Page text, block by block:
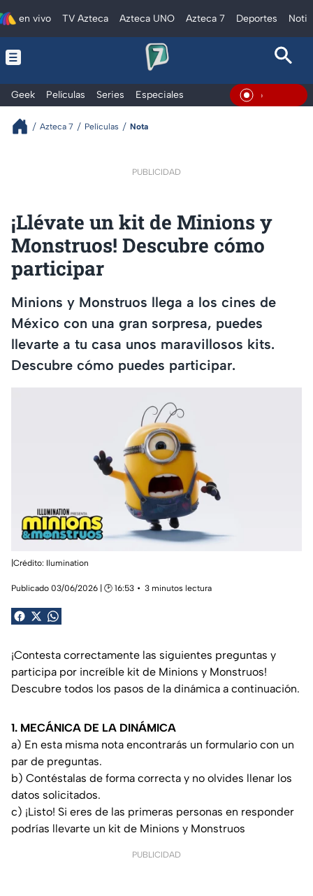
en vivo TV Azteca Azteca UNO Azteca 7 Deportes
Geek Películas Series Especiales En Vivo
Azteca 7 Películas Nota
PUBLICIDAD
¡Llévate un kit de Minions y
Monstruos! Descubre cómo
participar
Minions y Monstruos llega a los cines de
México con una gran sorpresa, puedes
llevarte a tu casa unos maravillosos kits.
Descubre cómo puedes participar.
|Crédito: Ilumination
Publicado 03/06/2026 | 🕑 16:53 3 minutos lectura
¡Contesta correctamente las siguientes preguntas y
participa por increíble kit de Minions y Monstruos!
Descubre todos los pasos de la dinámica a continuación.
1. MECÁNICA DE LA DINÁMICA
a) En esta misma nota encontrarás un formulario con un
par de preguntas.
b) Contéstalas de forma correcta y no olvides llenar los
datos solicitados.
c) ¡Listo! Si eres de las primeras personas en responder
podrías llevarte un kit de Minions y Monstruos
PUBLICIDAD